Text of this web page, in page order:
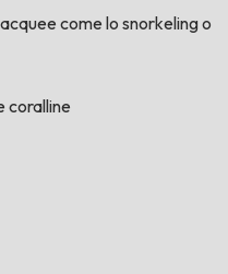
come lo snorkeling o
coralline